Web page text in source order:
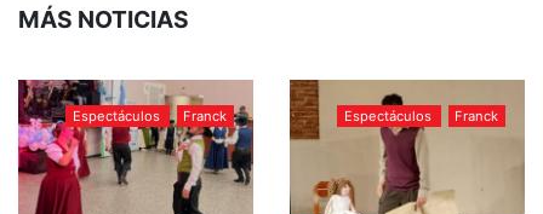
MÁS NOTICIAS
Espectáculos Franck Espectáculos Franck